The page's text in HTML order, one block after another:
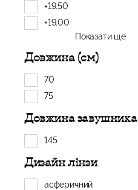
+19.50
+19.00
Показати ще
Довжина (см)
70
75
Довжина завушника
145
Дизайн лінзи
асферичний